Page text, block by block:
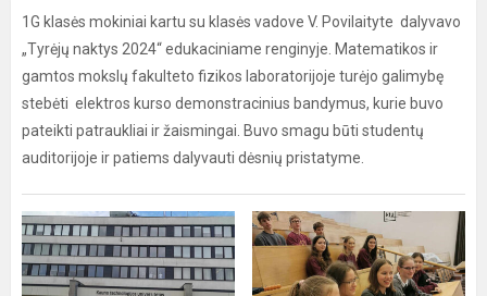
1G klasės mokiniai kartu su klasės vadove V. Povilaityte dalyvavo
„Tyrėjų naktys 2024“ edukaciniame renginyje. Matematikos ir
gamtos mokslų fakulteto fizikos laboratorijoje turėjo galimybę
stebėti elektros kurso demonstracinius bandymus, kurie buvo
pateikti patraukliai ir žaismingai. Buvo smagu būti studentų
auditorijoje ir patiems dalyvauti dėsnių pristatyme.